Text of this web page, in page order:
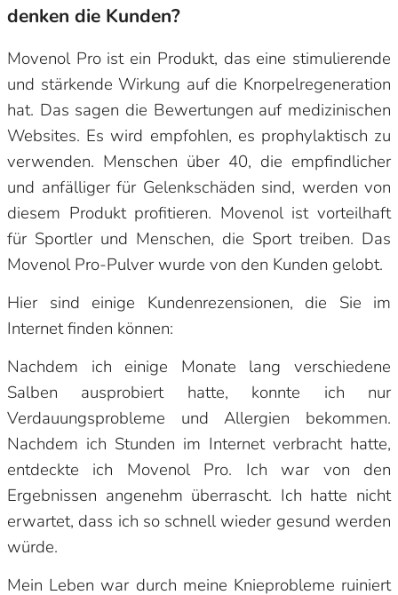
denken die Kunden?
Movenol Pro ist ein Produkt, das eine stimulierende
und stärkende Wirkung auf die Knorpelregeneration
hat. Das sagen die Bewertungen auf medizinischen
Websites. Es wird empfohlen, es prophylaktisch zu
verwenden. Menschen über 40, die empfindlicher
und anfälliger für Gelenkschäden sind, werden von
diesem Produkt profitieren. Movenol ist vorteilhaft
für Sportler und Menschen, die Sport treiben. Das
Movenol Pro-Pulver wurde von den Kunden gelobt.
Hier sind einige Kundenrezensionen, die Sie im
Internet finden können:
Nachdem ich einige Monate lang verschiedene
Salben ausprobiert hatte, konnte ich nur
Verdauungsprobleme und Allergien bekommen.
Nachdem ich Stunden im Internet verbracht hatte,
entdeckte ich Movenol Pro. Ich war von den
Ergebnissen angenehm überrascht. Ich hatte nicht
erwartet, dass ich so schnell wieder gesund werden
würde.
Mein Leben war durch meine Knieprobleme ruiniert